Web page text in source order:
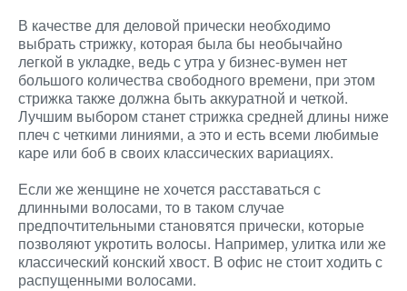
В качестве для деловой прически необходимо
выбрать стрижку, которая была бы необычайно
легкой в укладке, ведь с утра у бизнес-вумен нет
большого количества свободного времени, при этом
стрижка также должна быть аккуратной и четкой.
Лучшим выбором станет стрижка средней длины ниже
плеч с четкими линиями, а это и есть всеми любимые
каре или боб в своих классических вариациях.
Если же женщине не хочется расставаться с
длинными волосами, то в таком случае
предпочтительными становятся прически, которые
позволяют укротить волосы. Например, улитка или же
классический конский хвост. В офис не стоит ходить с
распущенными волосами.